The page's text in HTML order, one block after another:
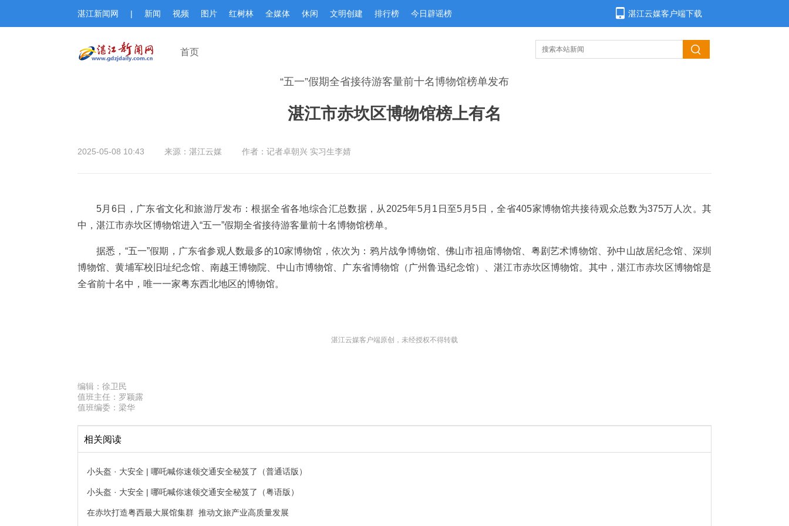
湛江新闻网 | 新闻 视频 图片 红树林 全媒体 休闲 文明创建 排行榜 今日辟谣榜 湛江云媒客户端下载
首页
“五一”假期全省接待游客量前十名博物馆榜单发布
湛江市赤坎区博物馆榜上有名
2025-05-08 10:43 来源：湛江云媒 作者：记者卓朝兴 实习生李婧
5月6日，广东省文化和旅游厅发布：根据全省各地综合汇总数据，从2025年5月1日至5月5日，全省405家博物馆共接待观众总数为375万人次。其
中，湛江市赤坎区博物馆进入“五一”假期全省接待游客量前十名博物馆榜单。
据悉，“五一”假期，广东省参观人数最多的10家博物馆，依次为：鸦片战争博物馆、佛山市祖庙博物馆、 粤剧艺术博物馆、孙中山故居纪念馆、深圳
博物馆、黄埔军校旧址纪念馆、南越王博物院、中山市博物馆、广东省博物馆（广州鲁迅纪念馆）、湛江市赤坎区博物馆。其中，湛江市赤坎区博物馆是
全省前十名中，唯一一家粤东西北地区的博物馆。
湛江云媒客户端原创，未经授权不得转载
编辑： 徐卫民
值班主任： 罗颖露
值班编委： 梁华
相关阅读
小头盔 · 大安全 | 哪吒喊你速领交通安全秘笈了（普通话版）
小头盔 · 大安全 | 哪吒喊你速领交通安全秘笈了（粤语版）
在赤坎打造粤西最大展馆集群 推动文旅产业高质量发展